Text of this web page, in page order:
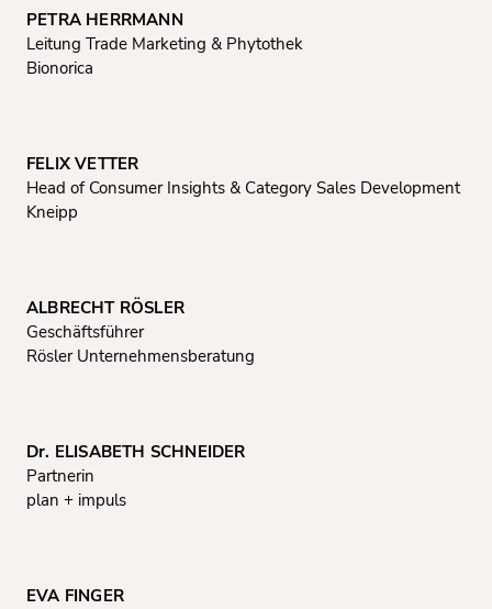
PETRA HERRMANN
Leitung Trade Marketing & Phytothek
Bionorica
FELIX VETTER
Head of Consumer Insights & Category Sales Development
Kneipp
ALBRECHT RÖSLER
Geschäftsführer
Rösler Unternehmensberatung
Dr. ELISABETH SCHNEIDER
Partnerin
plan + impuls
EVA FINGER